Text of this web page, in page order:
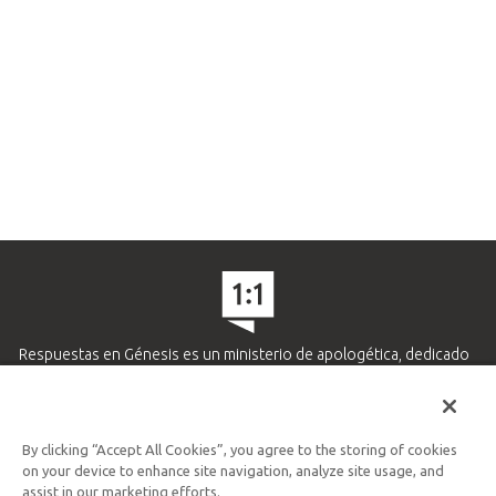
Respuestas en Génesis es un ministerio de apologética, dedicado
APRENDE MÁS
Ministerio Hispano y Latinoamericano
By clicking “Accept All Cookies”, you agree to the storing of cookies
on your device to enhance site navigation, analyze site usage, and
assist in our marketing efforts.